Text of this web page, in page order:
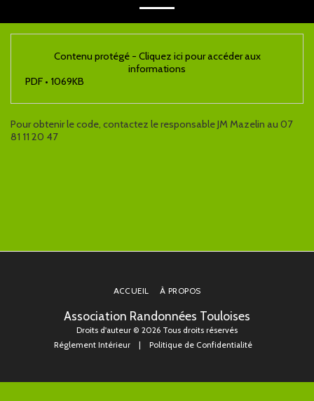
Contenu protégé - Cliquez ici pour accéder aux
informations
PDF • 1069KB
Pour obtenir le code, contactez le responsable JM Mazelin au 07
81 11 20 47
Association Randonnées Touloises
Droits d'auteur © 2026 Tous droits réservés
Réglement Intérieur| Politique de Confidentialité
ACCUEIL À PROPOS